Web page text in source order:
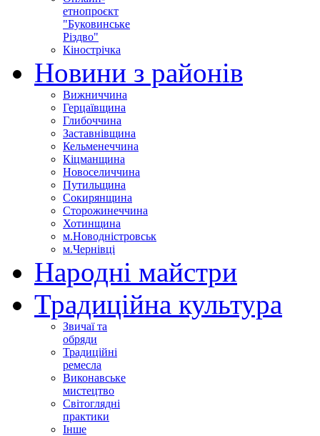
етнопроєкт
"Буковинське
Різдво"
Кінострічка
Новини з районів
Вижниччина
Герцаївщина
Глибоччина
Заставнівщина
Кельменеччина
Кіцманщина
Новоселиччина
Путильщина
Сокирянщина
Сторожинеччина
Хотинщина
м.Новодністровськ
м.Чернівці
Народні майстри
Традиційна культура
Звичаї та
обряди
Традиційні
ремесла
Виконавське
мистецтво
Світоглядні
практики
Інше